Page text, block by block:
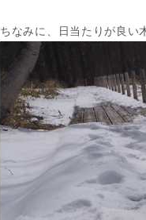
ちなみに、日当たりが良い